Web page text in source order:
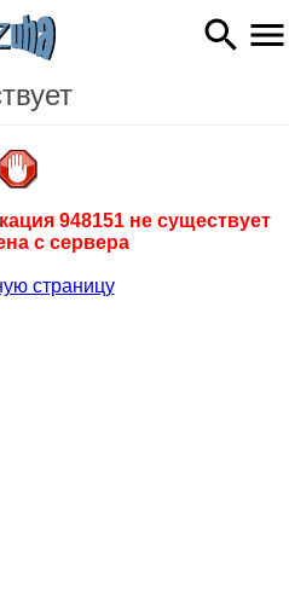
948151 не существует
с сервера
страницу